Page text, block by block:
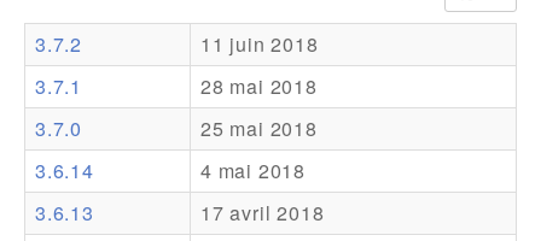
Ressources
Addons
Theme Packs
Translation Packs
3.7.2
11 juin 2018
3.7.1
28 mai 2018
3.7.0
25 mai 2018
3.6.14
4 mai 2018
3.6.13
17 avril 2018